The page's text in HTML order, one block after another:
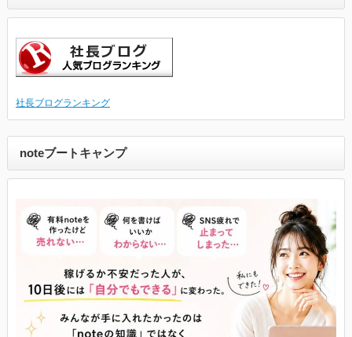
社長ブログランキング
noteブートキャンプ